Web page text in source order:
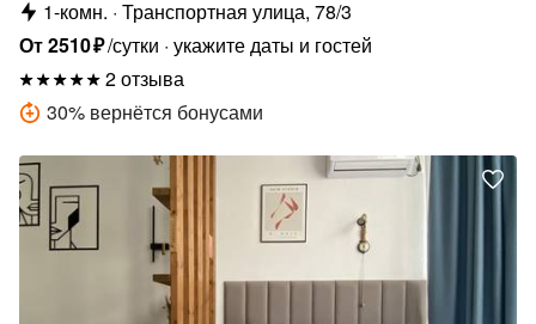
1-комн. Транспортная улица, 78/3
От2510₽/сутки укажите даты и гостей
2 отзыва
30% вернётся бонусами